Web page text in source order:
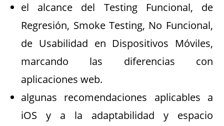
el alcance del Testing Funcional, de
Regresión, Smoke Testing, No Funcional,
de Usabilidad en Dispositivos Móviles,
marcando las diferencias con
aplicaciones web.
algunas recomendaciones aplicables a
iOS y a la adaptabilidad y espacio